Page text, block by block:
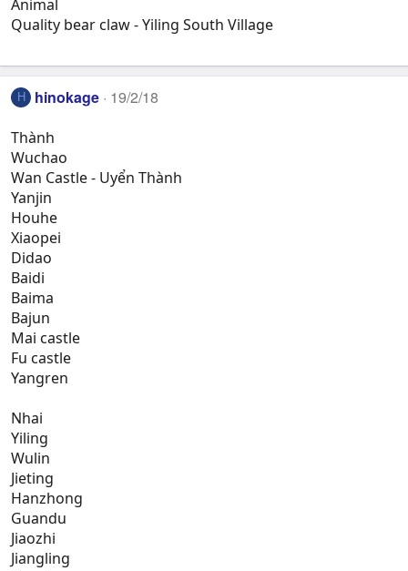
Animal
Quality bear claw - Yiling South Village
H hinokage 19/2/18
Thành
Wuchao
Wan Castle - Uyển Thành
Yanjin
Houhe
Xiaopei
Didao
Baidi
Baima
Bajun
Mai castle
Fu castle
Yangren
Nhai
Yiling
Wulin
Jieting
Hanzhong
Guandu
Jiaozhi
Jiangling